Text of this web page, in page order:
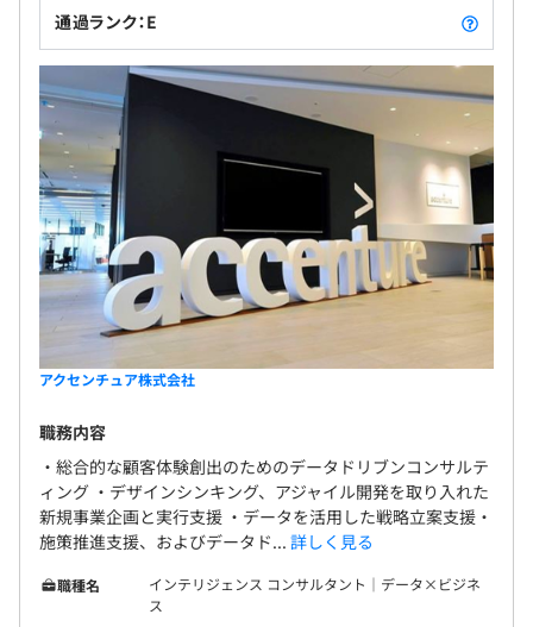
通過ランク：E
アクセンチュア株式会社
職務内容
・総合的な顧客体験創出のためのデータドリブンコンサルテ
ィング ・デザインシンキング、アジャイル開発を取り入れた
新規事業企画と実行支援 ・データを活用した戦略立案支援・
施策推進支援、およびデータド... 詳しく見る
職種名
インテリジェンス コンサルタント｜データ×ビジネ
ス